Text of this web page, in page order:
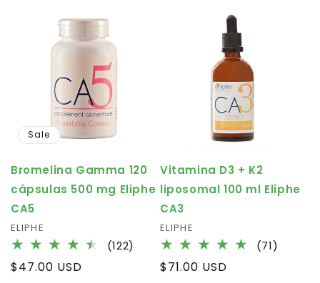
Sale
Bromelina Gamma 120
cápsulas 500 mg Eliphe
CA5
Vendor:
ELIPHE
(122)
total
reviews
Regular
$47.00 USD
Vitamina D3 + K2
liposomal 100 ml Eliphe
CA3
Vendor:
ELIPHE
(71)
Regular
$71.00 USD